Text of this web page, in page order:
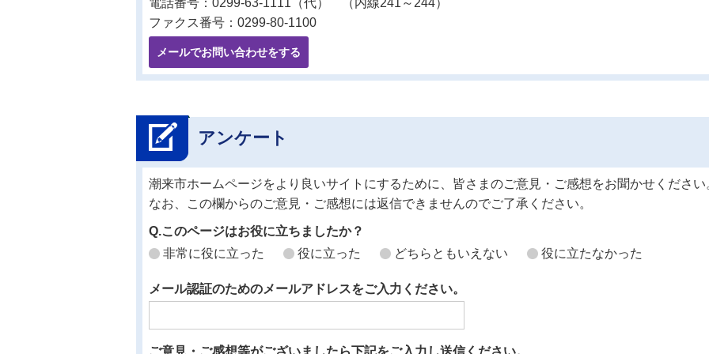
電話番号：0299-63-1111（代） （内線241～244）
ファクス番号：0299-80-1100
メールでお問い合わせをする
アンケート
潮来市ホームページをより良いサイトにするために、皆さまのご意見・ご感想をお聞かせください
なお、この欄からのご意見・ご感想には返信できませんのでご了承ください。
Q.このページはお役に立ちましたか？
非常に役に立った
役に立った どちらともいえない 役に立たなかった
メール認証のためのメールアドレスをご入力ください。
ご意見・ご感想等がございましたら下記をご入力し送信ください。